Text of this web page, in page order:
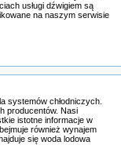
usługi dźwigiem są
na naszym serwisie
systemów chłodniczych.
producentów. Nasi
istotne informacje w
również wynajem
się woda lodowa